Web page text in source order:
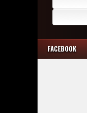
FACEBOOK